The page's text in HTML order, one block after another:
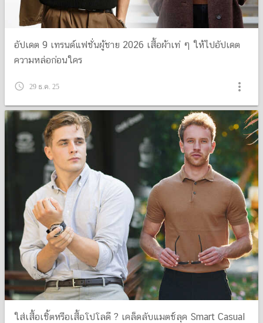
อัปเดต 9 เทรนด์แฟชั่นผู้ชาย 2026 เสื้อผ้าเท่ ๆ ให้ไปอัปเดต
ความหล่อก่อนใคร
query_builder 29 ธ.ค. 25 more_vert
ใส่เสื้อเชิ้ตหรือเสื้อโปโลดี ? เคล็ดลับแมตช์ลุค Smart Casual